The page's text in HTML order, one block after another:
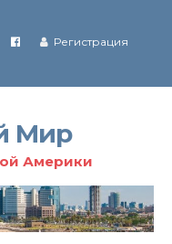
Иране Регистрация
Мир
Америки